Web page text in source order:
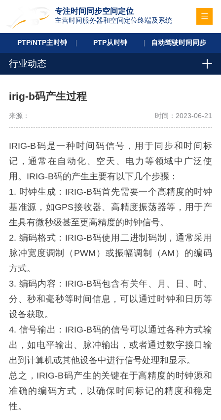
专注时间同步空间定位
主营时间服务器和空间定位终端及系统
PTP/NTP主时钟 PTP从时钟 自动驾驶时间同步
行业动态
irig-b码产生过程
来源： 时间：2023-06-21
IRIG-B码是一种时间码信号，用于同步和时间标
记，通常在自动化、空天、电力等领域中广泛使
用。IRIG-B码的产生主要有以下几个步骤：
1. 时钟生成：IRIG-B码首先需要一个高精度的时钟
基准源，如GPS接收器、高精度振荡器等，用于产
生具有微秒级甚至更高精度的时钟信号。
2. 编码格式：IRIG-B码使用二进制码制，通常采用
脉冲宽度调制（PWM）或振幅调制（AM）的编码
方式。
3. 编码内容：IRIG-B码包含有关年、月、日、时、
分、秒和毫秒等时间信息，可以通过时钟和日历等
设备获取。
4. 信号输出：IRIG-B码的信号可以通过各种方式输
出，如电平输出、脉冲输出，或者通过数字接口输
出到计算机或其他设备中进行信号处理和显示。
总之，IRIG-B码产生的关键在于高精度的时钟源和
准确的编码方式，以确保时间标记的精度和稳定
性。